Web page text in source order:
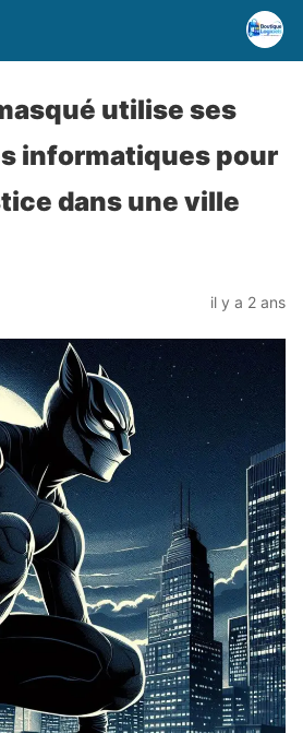
utilise ses
informatiques pour
dans une ville
il y a 2 ans